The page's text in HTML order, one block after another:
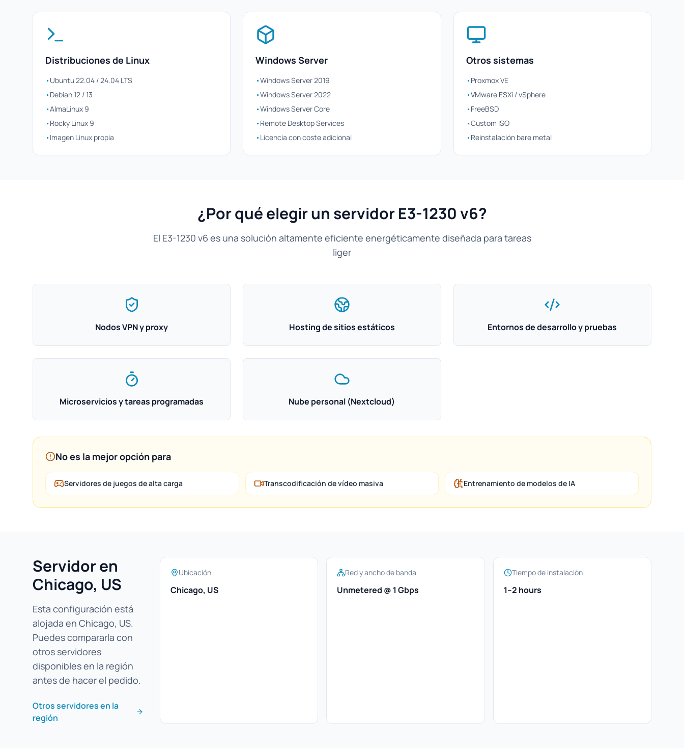
Distribuciones de Linux
•Ubuntu 22.04 / 24.04 LTS
•Debian 12 / 13
•AlmaLinux 9
•Rocky Linux 9
•Imagen Linux propia
Windows Server
•Windows Server 2019
•Windows Server 2022
•Windows Server Core
•Remote Desktop Services
•Licencia con coste adicional
Otros sistemas
•Proxmox VE
•VMware ESXi / vSphere
•FreeBSD
•Custom ISO
•Reinstalación bare metal
¿Por qué elegir un servidor E3-1230 v6?
El E3-1230 v6 es una solución altamente eficiente energéticamente diseñada para tareas
liger
Nodos VPN y proxy Hosting de sitios estáticos Entornos de desarrollo y pruebas
Microservicios y tareas programadas Nube personal (Nextcloud)
No es la mejor opción para
Servidores de juegos de alta carga Transcodificación de vídeo masiva Entrenamiento de modelos de IA
Servidor en
Chicago, US
Esta configuración está
alojada en Chicago, US.
Puedes compararla con
otros servidores
disponibles en la región
antes de hacer el pedido.
Otros servidores en la
región
Ubicación
Chicago, US
Red y ancho de banda
Unmetered @ 1 Gbps
Tiempo de instalación
1–2 hours